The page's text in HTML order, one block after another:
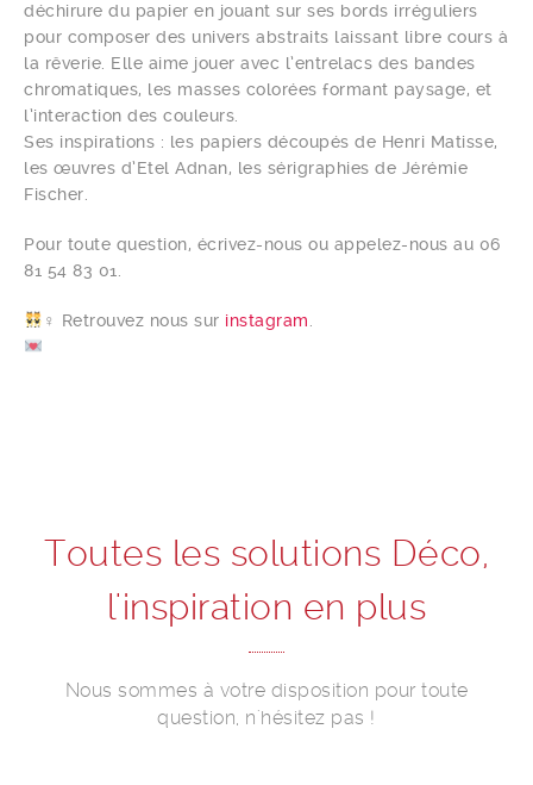
déchirure du papier en jouant sur ses bords irréguliers
pour composer des univers abstraits laissant libre cours à
la rêverie. Elle aime jouer avec l’entrelacs des bandes
chromatiques, les masses colorées formant paysage, et
l’interaction des couleurs.
Ses inspirations : les papiers découpés de Henri Matisse,
les œuvres d’Etel Adnan, les sérigraphies de Jérémie
Fischer.
Pour toute question, écrivez-nous ou appelez-nous au 06
81 54 83 01.
‍♀️ Retrouvez nous sur instagram
Toutes les solutions Déco,
l'inspiration en plus
Nous sommes à votre disposition pour toute
question, n'hésitez pas !